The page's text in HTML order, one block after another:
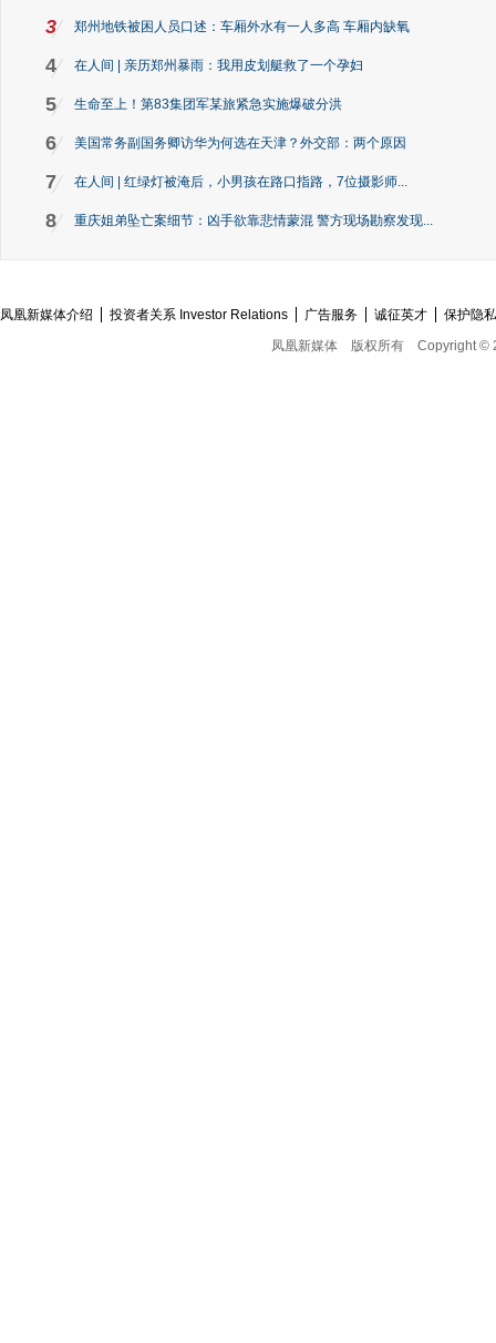
3 郑州地铁被困人员口述：车厢外水有一人多高 车厢内缺氧
4 在人间 | 亲历郑州暴雨：我用皮划艇救了一个孕妇
5 生命至上！第83集团军某旅紧急实施爆破分洪
6 美国常务副国务卿访华为何选在天津？外交部：两个原因
7 在人间 | 红绿灯被淹后，小男孩在路口指路，7位摄影师...
8 重庆姐弟坠亡案细节：凶手欲靠悲情蒙混 警方现场勘察发现...
凤凰新媒体介绍 投资者关系 Investor Relations 广告服务 诚征英才
保护隐
凤凰新媒体
版权所有 Copyright ©